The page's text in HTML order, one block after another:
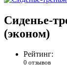
Сиденье-
(эконом)
Рейтинг:
0 отзывов